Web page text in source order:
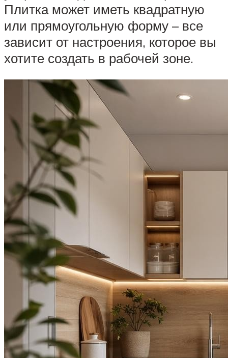
Плитка может иметь квадратную
или прямоугольную форму – все
зависит от настроения, которое вы
хотите создать в рабочей зоне.